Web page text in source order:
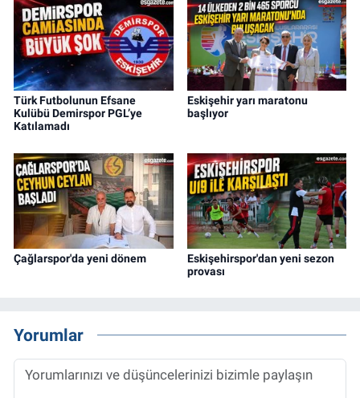
Türk Futbolunun Efsane
Kulübü Demirspor PGL’ye
Katılamadı
Eskişehir yarı maratonu
başlıyor
Çağlarspor'da yeni dönem
Eskişehirspor'dan yeni sezon
provası
Yorumlar